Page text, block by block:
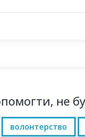
не
волонтерство